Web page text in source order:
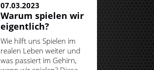
07.03.2023
Warum spielen wir
eigentlich?
Wie hilft uns Spielen im
realen Leben weiter und
was passiert im Gehirn,